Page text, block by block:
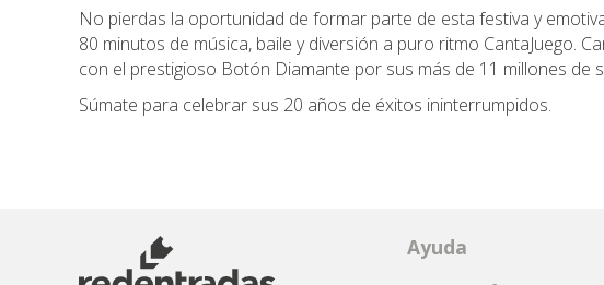
No pierdas la oportunidad de formar parte de esta festiva y
80 minutos de música, baile y diversión a puro ritmo CantaJuego.
con el prestigioso Botón Diamante por sus más de 11 millones de
Súmate para celebrar sus 20 años de éxitos ininterrumpidos.
Ayuda